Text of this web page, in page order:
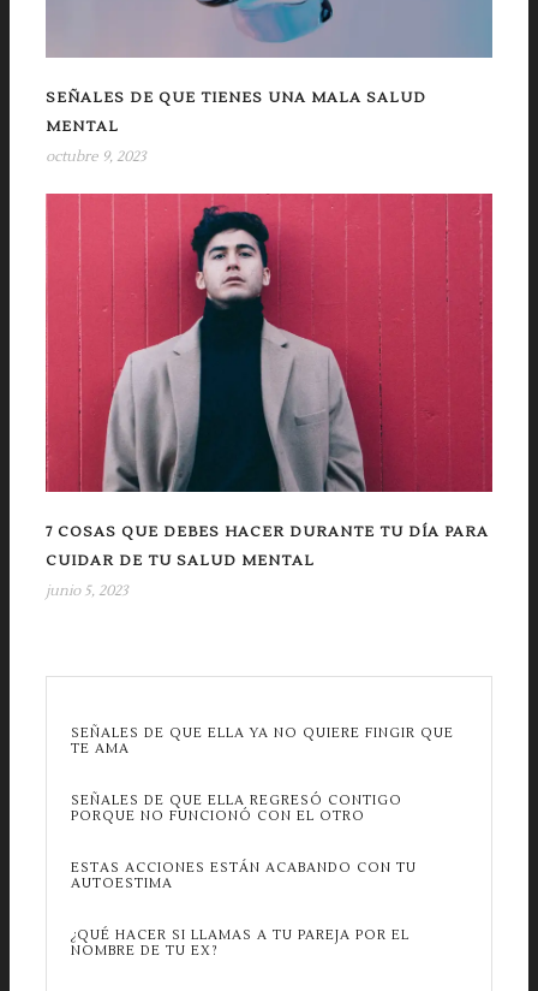
SEÑALES DE QUE TIENES UNA MALA SALUD
MENTAL
octubre 9, 2023
7 COSAS QUE DEBES HACER DURANTE TU DÍA PARA
CUIDAR DE TU SALUD MENTAL
junio 5, 2023
SEÑALES DE QUE ELLA YA NO QUIERE FINGIR QUE
TE AMA
SEÑALES DE QUE ELLA REGRESÓ CONTIGO
PORQUE NO FUNCIONÓ CON EL OTRO
ESTAS ACCIONES ESTÁN ACABANDO CON TU
AUTOESTIMA
¿QUÉ HACER SI LLAMAS A TU PAREJA POR EL
NOMBRE DE TU EX?